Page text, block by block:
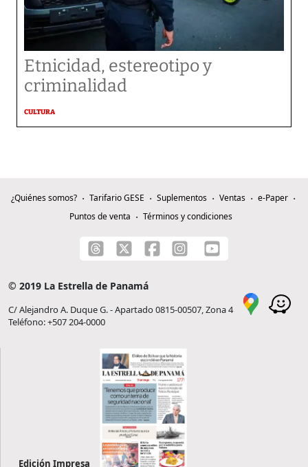
Etnicidad, estereotipo y
criminalidad
CULTURA
¿Quiénes somos? Tarifario GESE Suplementos Ventas
e-Paper
Puntos de venta
Términos y condiciones
© 2019 La Estrella de Panamá
C/ Alejandro A. Duque G. - Apartado 0815-00507, Zona 4
Teléfono: +507 204-0000
Edición Impresa